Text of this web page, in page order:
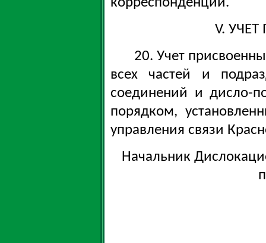
V.
20. Учет
всех частей и
соединений и дисло-
порядком,
управления связи
Начальник